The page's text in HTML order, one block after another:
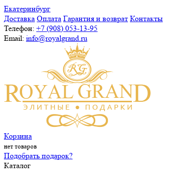
Екатеринбург
Доставка Оплата Гарантия и возврат Контакты
Телефон: +7 (908) 053-13-95
Email: info@royalgrand.ru
Корзина
нет товаров
Подобрать подарок?
Каталог